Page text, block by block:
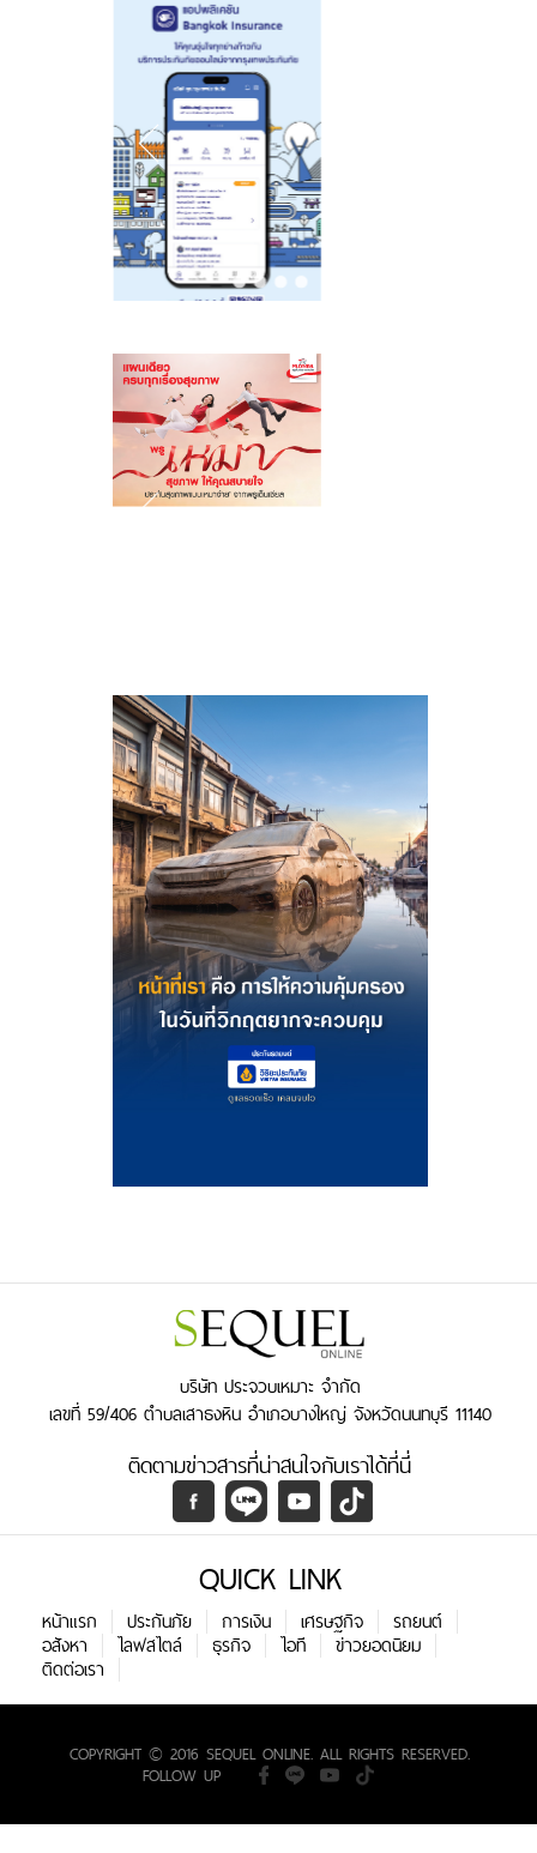
บริษัท ประจวบเหมาะ จำกัด
เลขที่ 59/406 ตำบลเสาธงหิน อำเภอบางใหญ่ จังหวัดนนทบุรี 11140
ติดตามข่าวสารที่น่าสนใจกับเราได้ที่นี่
QUICK LINK
หน้าแรก ประกันภัย การเงิน เศรษฐกิจ
รถยนต์
อสังหา
ไลฟสไตล์ ธุรกิจ ไอที
ข่าวยอดนิยม
ติดต่อเรา
COPYRIGHT © 2016 SEQUEL ONLINE. ALL RIGHTS RESERVED.
FOLLOW UP